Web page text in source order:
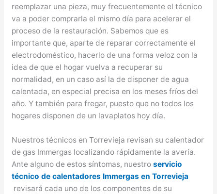
reemplazar una pieza, muy frecuentemente el técnico
va a poder comprarla el mismo día para acelerar el
proceso de la restauración. Sabemos que es
importante que, aparte de reparar correctamente el
electrodoméstico, hacerlo de una forma veloz con la
idea de que el hogar vuelva a recuperar su
normalidad, en un caso así la de disponer de agua
calentada, en especial precisa en los meses fríos del
año. Y también para fregar, puesto que no todos los
hogares disponen de un lavaplatos hoy día.
Nuestros técnicos en Torrevieja revisan su calentador
de gas Immergas localizando rápidamente la avería.
Ante alguno de estos síntomas, nuestro servicio
técnico de calentadores Immergas en Torrevieja
revisará cada uno de los componentes de su